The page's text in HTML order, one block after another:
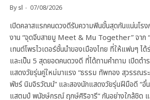
Bysl 07/08/2026
เปิดคลาสแรกคนดวงดีรับความฟินขั้นสุดกันแน่นโร
งาน “จุดจีบสายมู Meet & Mu Together” จาก
เทนต์โพรไวเดอร์ชั้นนำของเมืองไทย ที่ให้แฟนๆ ไ
และเป็น 5 สุดยอดคนดวงดี ที่ได้ถามคำถาม เปิดตำ
แสดงวัยรุ่นคู่ใหม่มาแรง “ธรรม ทัพทอง สุวรรณ
พัชร์ นิมจิรวัฒน์” และสองนักแสดงวัยรุ่นฝีมือดี “
แสตมป์ พนัชษ์กรณ์ ฤกษ์ศิริอารี” กันอย่างใกล้ชิด